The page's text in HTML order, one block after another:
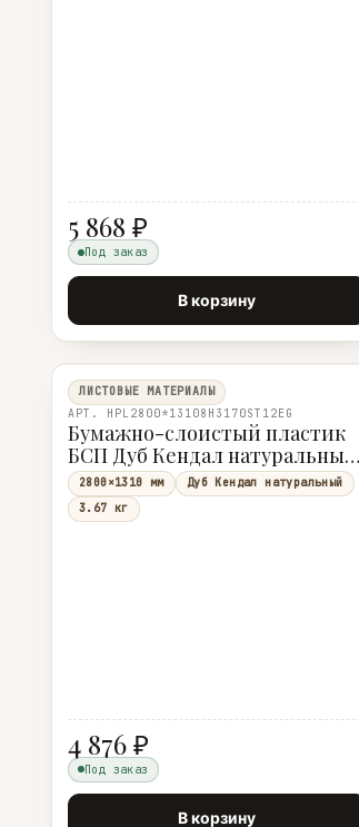
5 868 ₽
Под заказ
В корзину
ЛИСТОВЫЕ МАТЕРИАЛЫ
АРТ. HPL2800*13108H3170ST12EG
Бумажно-слоистый пластик
БСП Дуб Кендал натуральный
H3170 ST12 0,8 мм 2800×1310 мм
Egger
2800×1310 мм
Дуб Кендал натуральный
3.67 кг
4 876 ₽
Под заказ
В корзину